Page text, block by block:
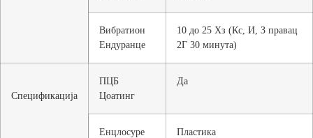
Вибратион
Ендуранце
10 до 25 Хз (Кс, И, З правац
2Г 30 минута)
Спецификација
ПЦБ
Цоатинг
Да
Енцлосуре Пластика